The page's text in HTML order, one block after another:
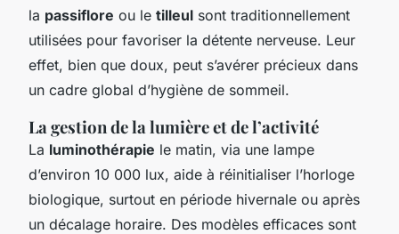
la passiflore ou le tilleul sont traditionnellement
utilisées pour favoriser la détente nerveuse. Leur
effet, bien que doux, peut s’avérer précieux dans
un cadre global d’hygiène de sommeil.
La gestion de la lumière et de l’activité
La luminothérapie le matin, via une lampe
d’environ 10 000 lux, aide à réinitialiser l’horloge
biologique, surtout en période hivernale ou après
un décalage horaire. Des modèles efficaces sont